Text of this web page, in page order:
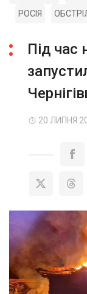
РОСІЯ
Під час
20 ЛИПНЯ